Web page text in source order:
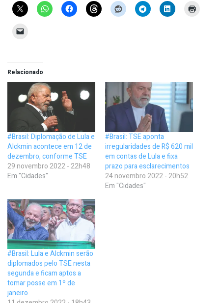
Relacionado
#Brasil: Diplomação de Lula e
Alckmin acontece em 12 de
dezembro, conforme TSE
29 novembro 2022 - 22h48
Em "Cidades"
#Brasil: TSE aponta
irregularidades de R$ 620 mil
em contas de Lula e fixa
prazo para esclarecimentos
24 novembro 2022 - 20h52
Em "Cidades"
#Brasil: Lula e Alckmin serão
diplomados pelo TSE nesta
segunda e ficam aptos a
tomar posse em 1º de
janeiro